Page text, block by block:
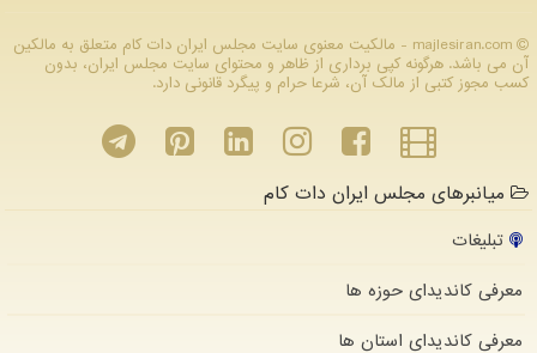
majlesiran.com - مالکیت معنوی سایت مجلس ایران دات كام متعلق به مالکین
آن می باشد. هرگونه کپی برداری از ظاهر و محتوای سایت مجلس ایران، بدون
کسب مجوز کتبی از مالک آن، شرعا حرام و پیگرد قانونی دارد.
میانبرهای مجلس ایران دات کام
تبلیغات
معرفی کاندیدای حوزه ها
معرفی کاندیدای استان ها